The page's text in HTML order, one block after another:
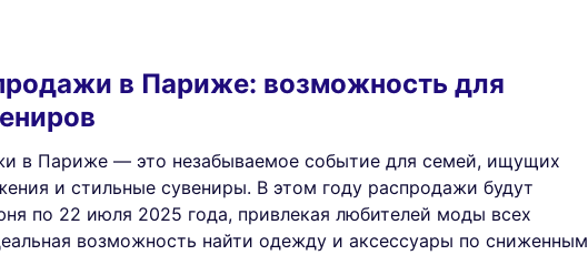
в Париже: возможность для
в Париже — это незабываемое событие для семей, ищущих
и стильные сувениры. В этом году распродажи будут
по 22 июля 2025 года, привлекая любителей моды всех
возможность найти одежду и аксессуары по сниженным